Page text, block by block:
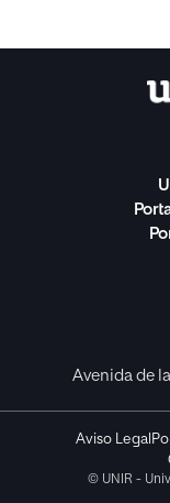
Avenida de
Aviso Legal
© UNIR -